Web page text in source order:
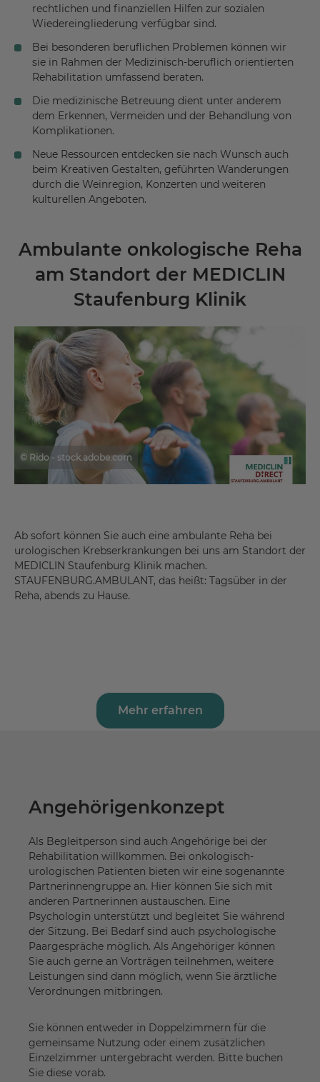
rechtlichen und finanziellen Hilfen zur sozialen
Wiedereingliederung verfügbar sind.
Bei besonderen beruflichen Problemen können wir
sie in Rahmen der Medizinisch-beruflich orientierten
Rehabilitation umfassend beraten.
Die medizinische Betreuung dient unter anderem
dem Erkennen, Vermeiden und der Behandlung von
Komplikationen.
Neue Ressourcen entdecken sie nach Wunsch auch
beim Kreativen Gestalten, geführten Wanderungen
durch die Weinregion, Konzerten und weiteren
kulturellen Angeboten.
Ambulante onkologische Reha
am Standort der MEDICLIN
Staufenburg Klinik
© Rido - stock.adobe.com
Ab sofort können Sie auch eine ambulante Reha bei
urologischen Krebserkrankungen bei uns am Standort der
MEDICLIN Staufenburg Klinik machen.
STAUFENBURG.AMBULANT, das heißt: Tagsüber in der
Reha, abends zu Hause.
Mehr erfahren
Angehörigenkonzept
Als Begleitperson sind auch Angehörige bei der
Rehabilitation willkommen. Bei onkologisch-
urologischen Patienten bieten wir eine sogenannte
Partnerinnengruppe an. Hier können Sie sich mit
anderen Partnerinnen austauschen. Eine
Psychologin unterstützt und begleitet Sie während
der Sitzung. Bei Bedarf sind auch psychologische
Paargespräche möglich. Als Angehöriger können
Sie auch gerne an Vorträgen teilnehmen, weitere
Leistungen sind dann möglich, wenn Sie ärztliche
Verordnungen mitbringen.
Sie können entweder in Doppelzimmern für die
gemeinsame Nutzung oder einem zusätzlichen
Einzelzimmer untergebracht werden. Bitte buchen
Sie diese vorab.